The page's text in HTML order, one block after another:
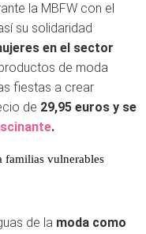
la MBFW con el
su solidaridad
en el sector
de moda
fiestas a crear
de 29,95 euros y se
.
familias vulnerables
de la moda como